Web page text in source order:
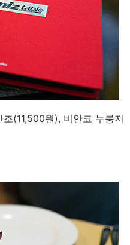
(11,500원), 비안코 누룽지